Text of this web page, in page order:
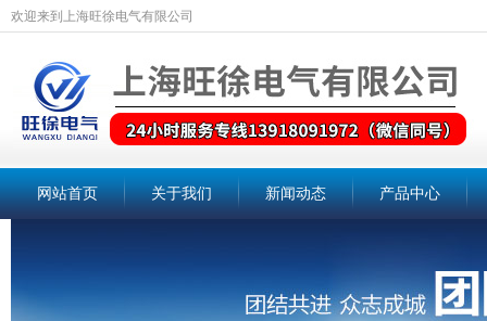
欢迎来到上海旺徐电气有限公司
网站首页 关于我们 新闻动态 产品中心